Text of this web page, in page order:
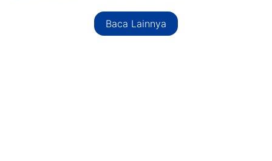
Baca Lainnya